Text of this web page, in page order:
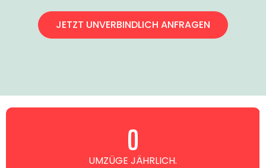
JETZT UNVERBINDLICH ANFRAGEN
UMZÜGE JÄHRLICH.
0